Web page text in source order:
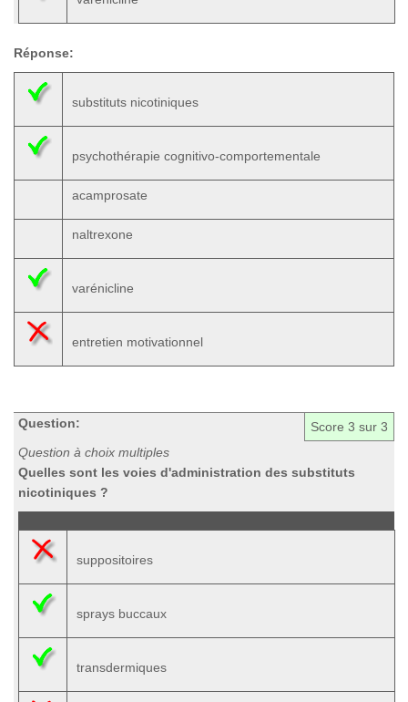
Réponse:
substituts nicotiniques
psychothérapie cognitivo-comportementale
acamprosate
naltrexone
varénicline
entretien motivationnel
Score 3 sur 3
Question:
Question à choix multiples
Quelles sont les voies d'administration des substituts
nicotiniques ?
suppositoires
sprays buccaux
transdermiques